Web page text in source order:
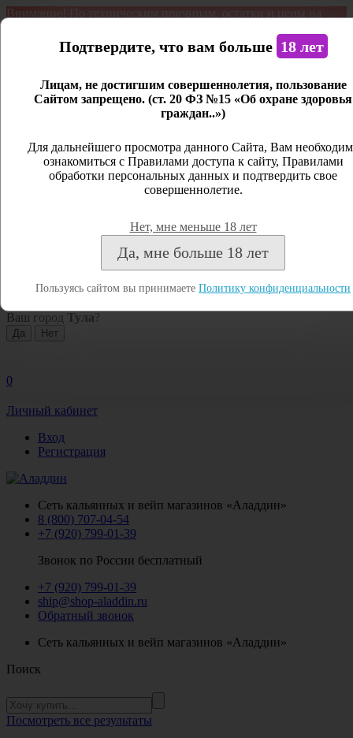
Внимание! По техническим причинам, остатки и цены на
является демонстрационным. Дистанционная продажа не
Открыть сайдбар
Личный кабинет
Закрыть
Посмотреть все результаты
Ваш город Тула ?
0
Личный кабинет
Вход
Регистрация
Сеть кальянных и вейп магазинов «Аладдин»
8 (800) 707-04-54
+7 (920) 799-01-39
Звонок по России бесплатный
+7 (920) 799-01-39
ship@shop-aladdin.ru
Обратный звонок
Сеть кальянных и вейп магазинов «Аладдин»
Поиск
Посмотреть все результаты
Подтвердите, что вам больше 18 лет
Лицам, не достигшим совершеннолетия, пользование
Сайтом запрещено. (ст. 20 ФЗ №15 «Об охране здоровья
граждан..»)
Для дальнейшего просмотра данного Сайта, Вам
ознакомиться с Правилами доступа к сайту, Правилами
обработки персональных данных и подтвердить свое
совершеннолетие.
Нет, мне меньше 18 лет
Да, мне больше 18 лет
Пользуясь сайтом вы принимаете Политику конфиденциальности